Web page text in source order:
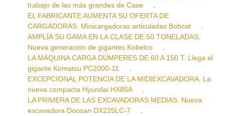
trabajo de las más grandes de Case
EL FABRICANTE AUMENTA SU OFERTA DE
CARGADORAS. Minicargadoras articuladas Bobcat
AMPLÍA SU GAMA EN LA CLASE DE 50 TONELADAS.
Nueva generación de gigantes Kobelco
LA MÁQUINA CARGA DÚMPERES DE 60 A 150 T. Llega el
gigante Komatsu PC2000-11
EXCEPCIONAL POTENCIA DE LA MIDIEXCAVADORA. La
nueva compacta Hyundai HX85A
LA PRIMERA DE LAS EXCAVADORAS MEDIAS. Nueva
excavadora Doosan DX225LC-7